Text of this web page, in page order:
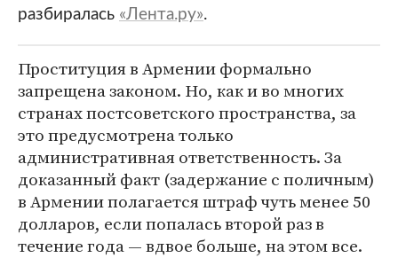
разбиралась «Лента.ру».
Проституция в Армении формально
запрещена законом. Но, как и во многих
странах постсоветского пространства, за
это предусмотрена только
административная ответственность. За
доказанный факт (задержание с поличным)
в Армении полагается штраф чуть менее 50
долларов, если попалась второй раз в
течение года — вдвое больше, на этом все.